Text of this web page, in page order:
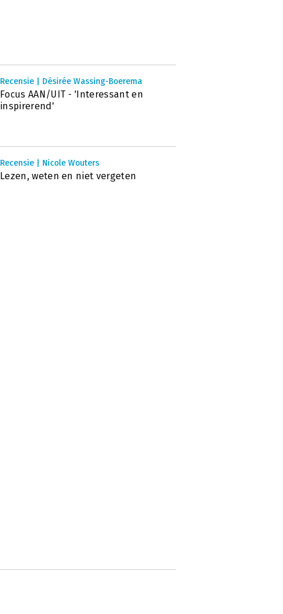
Recensie | Désirée Wassing-Boerema
Focus AAN/UIT - 'Interessant en
inspirerend'
Recensie | Nicole Wouters
Lezen, weten en niet vergeten